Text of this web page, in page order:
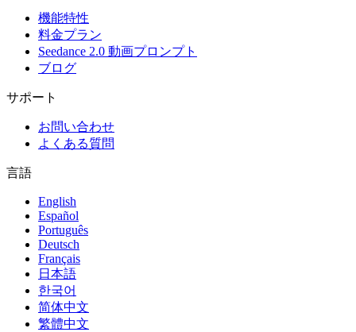
機能特性
料金プラン
Seedance 2.0 動画プロンプト
ブログ
サポート
お問い合わせ
よくある質問
言語
English
Español
Português
Deutsch
Français
日本語
한국어
简体中文
繁體中文